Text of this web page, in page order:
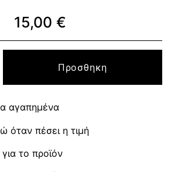
15,00 €
Προσθηκη
αγαπημένα
όταν πέσει η τιμή
το προϊόν